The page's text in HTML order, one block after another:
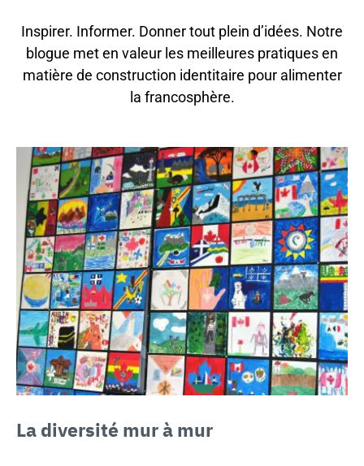
Inspirer. Informer. Donner tout plein d’idées. Notre
blogue met en valeur les meilleures pratiques en
matière de construction identitaire pour alimenter
la francosphère.
La diversité mur à mur